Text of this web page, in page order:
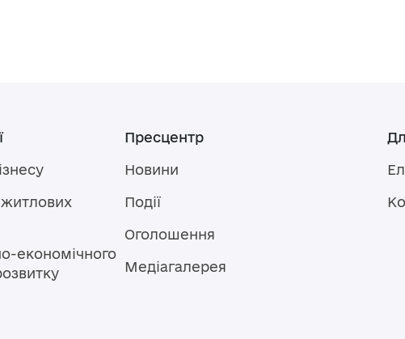
економічного
Пресцентр
Новини
Події
Оголошення
Медіагалерея